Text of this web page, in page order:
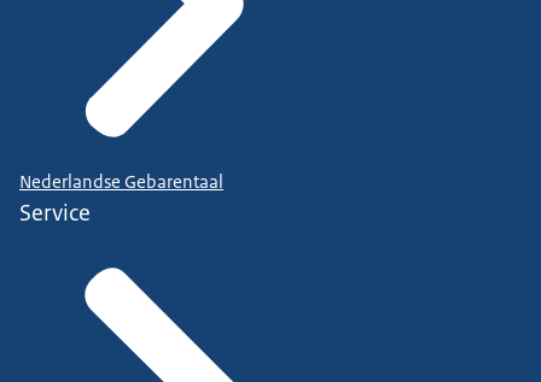
Nederlandse Gebarentaal
Service